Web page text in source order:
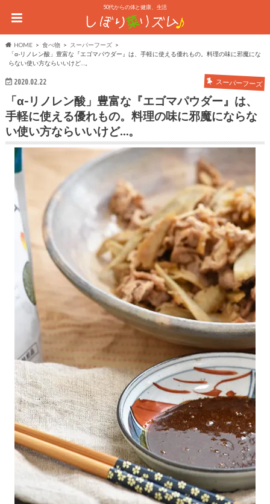
50代からの体と健康、生活
HOME 食べ物
スーパーフーズ
「α-リノレン酸」豊富な『エゴマパウダー』は、手軽に使える優れもの。料理の味に邪魔にな
らない使い方ならいいけど…。
2020.02.22 スーパーフーズ
「α-リノレン酸」豊富な『エゴマパウダー』は、
手軽に使える優れもの。料理の味に邪魔にならな
い使い方ならいいけど…。